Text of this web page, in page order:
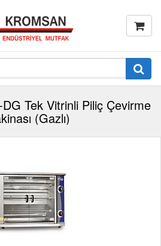
Tek Vitrinli Piliç Çevirme
(Gazlı)